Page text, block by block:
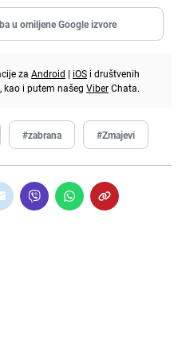
u omiljene Google izvore
za Android | iOS i društvenih
, kao i putem našeg ViberChata.
#zabrana #Zmajevi